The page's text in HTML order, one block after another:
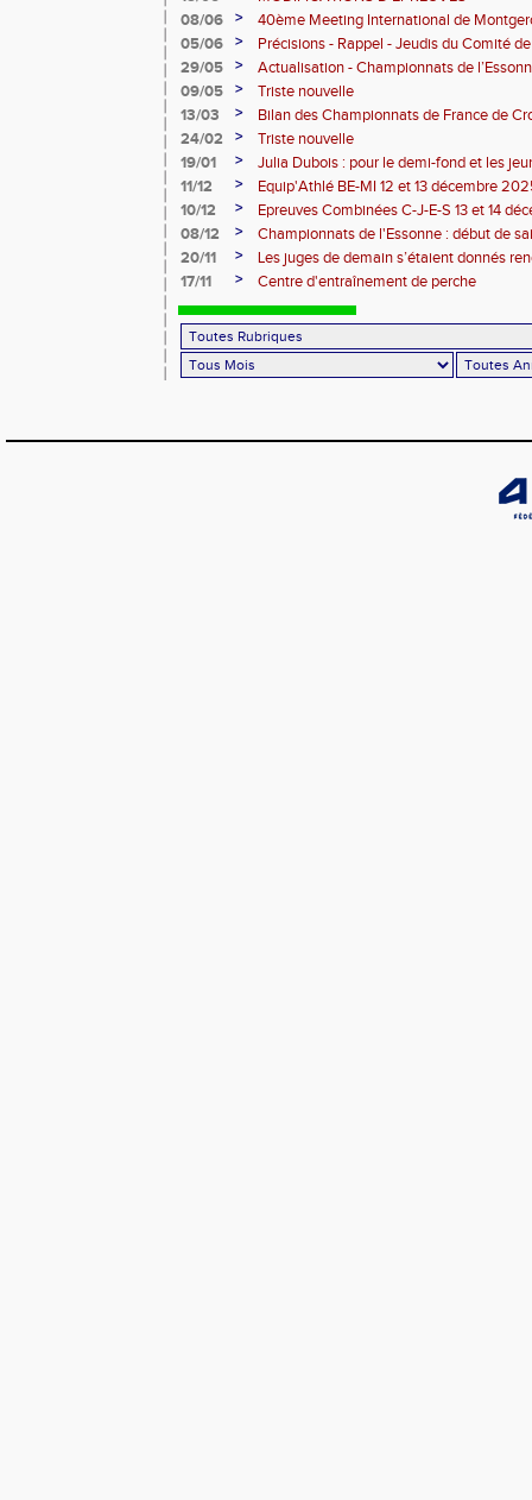
08/06
>
40ème Meeting International de
05/06
>
Précisions - Rappel - Jeudis du Comité
29/05
>
Actualisation - Championnats de
Montgeron
09/05 >
Triste nouvelle
13/03
>
Bilan des Championnats de France de
24/02
>
Triste nouvelle
19/01
>
Julia Dubois : pour le demi-fond et les
11/12
>
Equip'Athlé BE-MI 12 et 13 décembre
10/12
>
Epreuves Combinées C-J-E-S 13 et 14
08/12
>
Championnats de l'Essonne : début de
roues
20/11 >
Les juges de demain s’étaient donnés
17/11
> Centre d'entraînement de perche